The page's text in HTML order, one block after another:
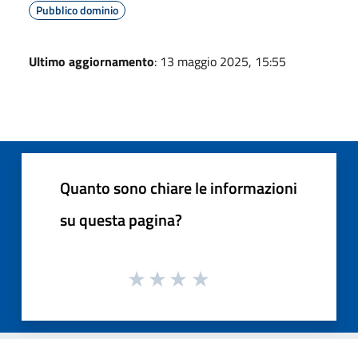
Pubblico dominio
Ultimo aggiornamento: 13 maggio 2025, 15:55
Quanto sono chiare le informazioni
su questa pagina?